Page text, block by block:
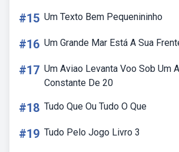
#15 Um Texto Bem Pequenininho
#16 Um Grande Mar Está A Sua
#17 Um Aviao Levanta Voo Sob Um
Constante De 20
#18 Tudo Que Ou Tudo O Que
#19 Tudo Pelo Jogo Livro 3